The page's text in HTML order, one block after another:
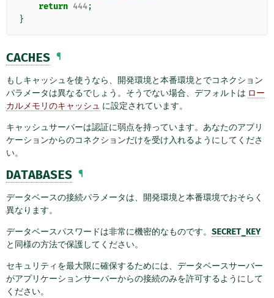
return 444;
}
CACHES ¶
もしキャッシュを使うなら、開発環境と本番環境とでコネクション
パラメータは異なるでしょう。そうでない場合、デフォルトは ロー
カルメモリのキャッシュ に設定されています。
キャッシュサーバーは認証に弱点を持っています。あなたのアプリ
ケーションからのコネクションだけを受け入れるようにしてくださ
い。
DATABASES ¶
データベースの接続パラメータは、開発環境と本番環境でおそらく
異なります。
データベースパスワードは非常に機密的なものです。 SECRET_KEY
と同様の方法で保護してください。
セキュリティを最大限に確保するためには、データベースサーバー
がアプリケーションサーバーからの接続のみを許可するようにして
ください。